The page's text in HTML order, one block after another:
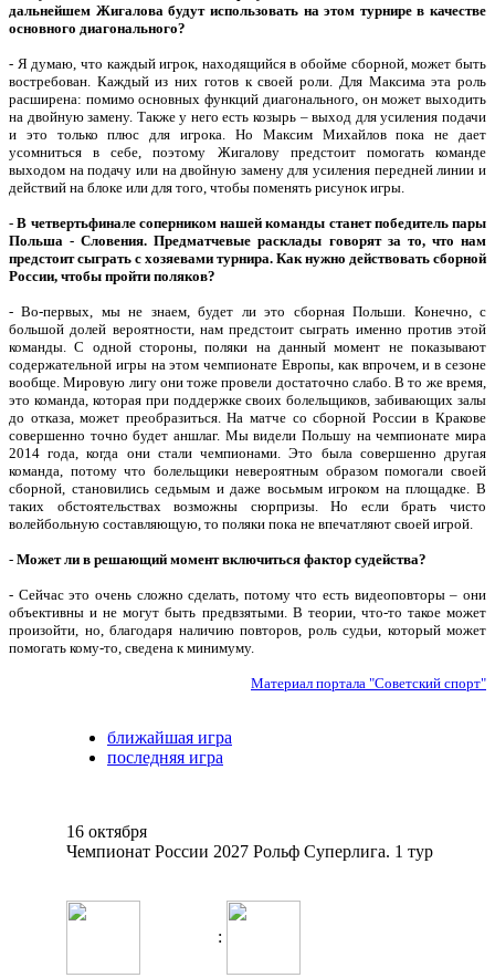
дальнейшем Жигалова будут использовать на этом турнире в качестве
основного диагонального?
- Я думаю, что каждый игрок, находящийся в обойме сборной, может быть
востребован. Каждый из них готов к своей роли. Для Максима эта роль
расширена: помимо основных функций диагонального, он может выходить
на двойную замену. Также у него есть козырь – выход для усиления подачи
и это только плюс для игрока. Но Максим Михайлов пока не дает
усомниться в себе, поэтому Жигалову предстоит помогать команде
выходом на подачу или на двойную замену для усиления передней линии и
действий на блоке или для того, чтобы поменять рисунок игры.
-В четвертьфинале соперником нашей команды станет победитель пары
Польша - Словения. Предматчевые расклады говорят за то, что нам
предстоит сыграть с хозяевами турнира. Как нужно действовать сборной
России, чтобы пройти поляков?
- Во-первых, мы не знаем, будет ли это сборная Польши. Конечно, с
большой долей вероятности, нам предстоит сыграть именно против этой
команды. С одной стороны, поляки на данный момент не показывают
содержательной игры на этом чемпионате Европы, как впрочем, и в сезоне
вообще. Мировую лигу они тоже провели достаточно слабо. В то же время,
это команда, которая при поддержке своих болельщиков, забивающих залы
до отказа, может преобразиться. На матче со сборной России в Кракове
совершенно точно будет аншлаг. Мы видели Польшу на чемпионате мира
2014 года, когда они стали чемпионами. Это была совершенно другая
команда, потому что болельщики невероятным образом помогали своей
сборной, становились седьмым и даже восьмым игроком на площадке. В
таких обстоятельствах возможны сюрпризы. Но если брать чисто
волейбольную составляющую, то поляки пока не впечатляют своей игрой.
- Может ли в решающий момент включиться фактор судейства?
- Сейчас это очень сложно сделать, потому что есть видеоповторы – они
объективны и не могут быть предвзятыми. В теории, что-то такое может
произойти, но, благодаря наличию повторов, роль судьи, который может
помогать кому-то, сведена к минимуму.
Материал портала "Советский спорт"
ближайшая игра
последняя игра
16 октября
Чемпионат России 2027 Рольф Суперлига. 1 тур
: